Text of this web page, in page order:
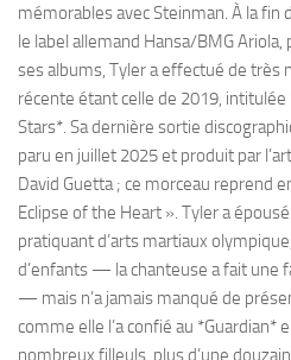
mémorables avec Steinman. À la fin
le label allemand Hansa/BMG
ses albums, Tyler a effectué de très
récente étant celle de 2019,
Stars*. Sa dernière sortie
paru en juillet 2025 et produit par
David Guetta ; ce morceau reprend
Eclipse of the Heart ». Tyler a
pratiquant d’arts martiaux
d’enfants — la chanteuse a fait une
— mais n’a jamais manqué de
comme elle l’a confié au *Guardian*
nombreux filleuls, plus d’une